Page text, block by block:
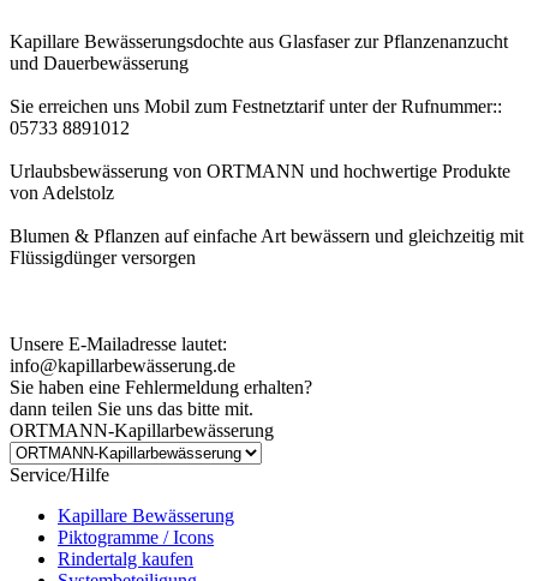
Kapillare Bewässerungsdochte aus Glasfaser zur Pflanzenanzucht
und Dauerbewässerung
Sie erreichen uns Mobil zum Festnetztarif unter der Rufnummer::
05733 8891012
Urlaubsbewässerung von ORTMANN und hochwertige Produkte
von Adelstolz
Blumen & Pflanzen auf einfache Art bewässern und gleichzeitig mit
Flüssigdünger versorgen
Unsere E-Mailadresse lautet:
info@kapillarbewässerung.de
Sie haben eine Fehlermeldung erhalten?
dann teilen Sie uns das bitte mit.
ORTMANN-Kapillarbewässerung
Service/Hilfe
Kapillare Bewässerung
Piktogramme / Icons
Rindertalg kaufen